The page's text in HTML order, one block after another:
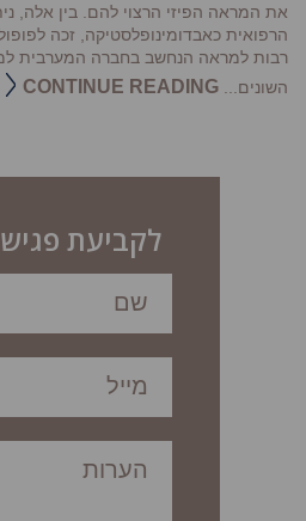
את המראה הפיזי הרצוי להם. בין אלה,
הרפואית כאבדומינופלסטיקה, זכה
רבות למראה הנחשב בחברה המערבית
השונים... CONTINUE READING
לקביעת